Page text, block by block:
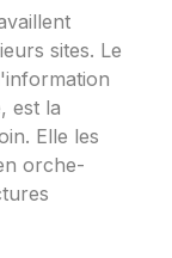
sites. Le
est la
Elle­ les
orche­